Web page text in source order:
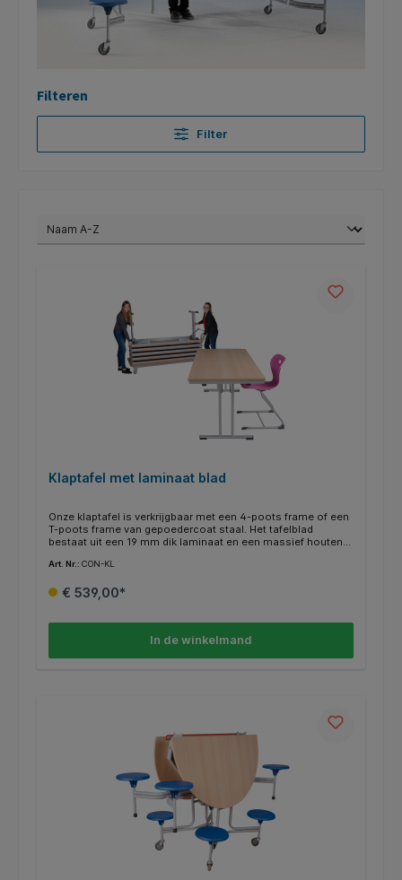
Filteren
Filter
Klaptafel met laminaat blad
Onze klaptafel is verkrijgbaar met een 4-poots frame of een
T-poots frame van gepoedercoat staal. Het tafelblad
bestaat uit een 19 mm dik laminaat en een massief houten
buis heeft aan de uiteinden kunststof glijders zodat de vloer
De tafel is ook in verschillende breedtes en dieptes te
de geïntegreerde stapelbeveiliging.
Art. Nr.: CON-KL
€ 539,00*
In de winkelmand